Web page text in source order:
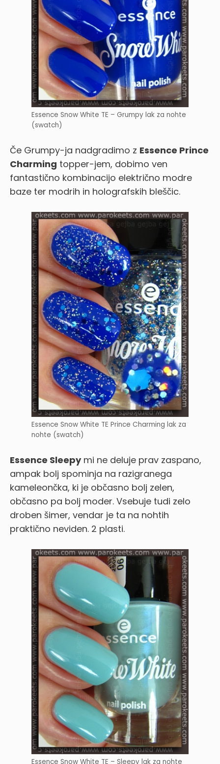
Essence Snow White TE – Grumpy lak za nohte
(swatch)
Če Grumpy-ja nadgradimo z Essence Prince
Charming topper-jem, dobimo ven
fantastično kombinacijo električno modre
baze ter modrih in holografskih bleščic.
Essence Snow White TE Prince Charming lak za
nohte (swatch)
Essence Sleepymi ne deluje prav zaspano,
ampak bolj spominja na razigranega
kameleončka, ki je občasno bolj zelen,
občasno pa bolj moder. Vsebuje tudi zelo
droben šimer, vendar je ta na nohtih
praktično neviden. 2 plasti.
Essence Snow White TE – Sleepy lak za nohte